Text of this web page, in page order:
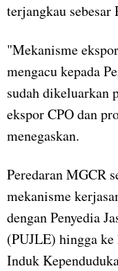
terjangkau
"Mekanisme
mengacu kepada
sudah dikeluarkan
ekspor CPO dan
menegaskan.
Peredaran MGCR
mekanisme
dengan Penyedia
(PUJLE) hingga
Induk